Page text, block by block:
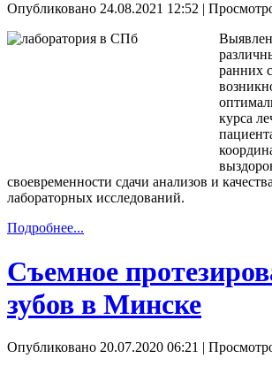
Опубликовано 24.08.2021 12:52 |
ранних
курса
своевременности сдачи анализов и
лабораторных исследований.
Подробнее...
Съемное
зубов в Минске
Опубликовано 20.07.2020 06:21 |